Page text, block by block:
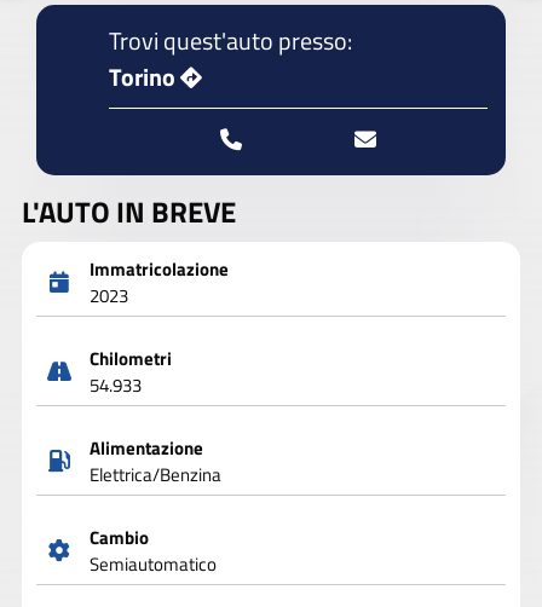
Trovi quest'auto presso:
Torino
L'AUTO IN BREVE
Immatricolazione
2023
Chilometri
54.933
Alimentazione
Elettrica/Benzina
Cambio
Semiautomatico